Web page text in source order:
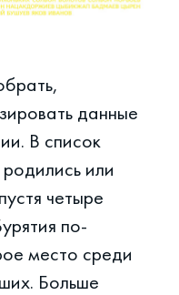
данные
В список
или
четыре
по-
место среди
Больше